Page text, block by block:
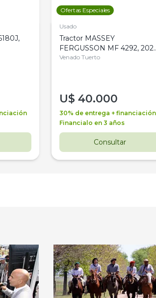
Ofertas Especiales
Usado
Tractor MASSEY
FERGUSSON MF 4292,
4WD, PATON
Venado Tuerto
U$ 40.000
30% de entrega + financiación
Financialo en 3 años
Consultar